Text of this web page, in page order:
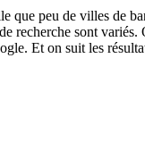
que peu de villes de
recherche sont
Et on suit les